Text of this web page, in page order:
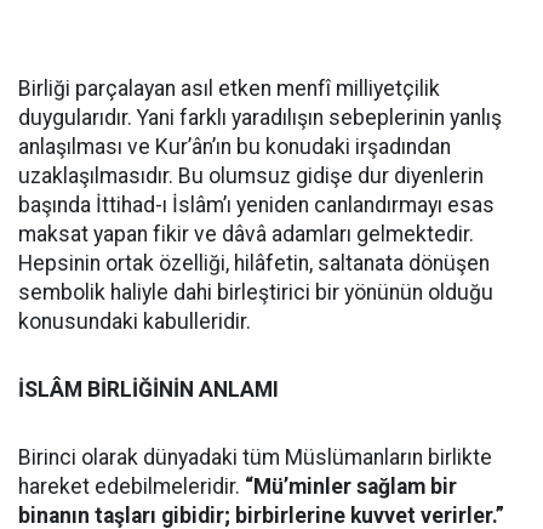
Birliği parçalayan asıl etken menfî milliyetçilik
duygularıdır. Yani farklı yaradılışın sebeplerinin yanlış
anlaşılması ve Kur’ân’ın bu konudaki irşadından
uzaklaşılmasıdır. Bu olumsuz gidişe dur diyenlerin
başında İttihad-ı İslâm’ı yeniden canlandırmayı esas
maksat yapan fikir ve dâvâ adamları gelmektedir.
Hepsinin ortak özelliği, hilâfetin, saltanata dönüşen
sembolik haliyle dahi birleştirici bir yönünün olduğu
konusundaki kabulleridir.
İSLÂM BİRLİĞİNİN ANLAMI
Birinci olarak dünyadaki tüm Müslümanların birlikte
hareket edebilmeleridir. “Mü’minler sağlam bir
binanın taşları gibidir; birbirlerine kuvvet verirler.”